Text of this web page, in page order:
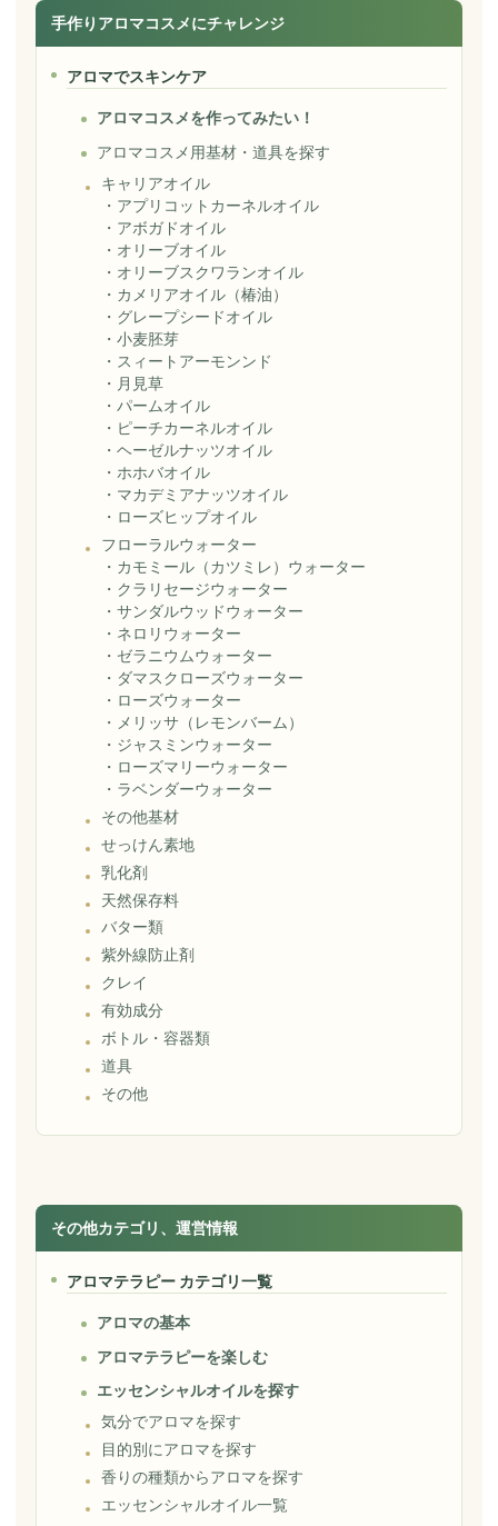
手作りアロマコスメにチャレンジ
アロマでスキンケア
アロマコスメを作ってみたい！
アロマコスメ用基材・道具を探す
キャリアオイル
・ アプリコットカーネルオイル
・ アボガドオイル
・ オリーブオイル
・ オリーブスクワランオイル
・ カメリアオイル（椿油）
・ グレープシードオイル
・小麦胚芽
・ スィートアーモンンド
・ 月見草
・パームオイル
・ ピーチカーネルオイル
・ヘーゼルナッツオイル
・ ホホバオイル
・ マカデミアナッツオイル
・ ローズヒップオイル
フローラルウォーター
・ カモミール（カツミレ）ウォーター
・ クラリセージウォーター
・サンダルウッドウォーター
・ ネロリウォーター
・ ゼラニウムウォーター
・ ダマスクローズウォーター
・ ローズウォーター
・ メリッサ（レモンバーム）
・ ジャスミンウォーター
・ ローズマリーウォーター
・ ラベンダーウォーター
その他基材
せっけん素地
乳化剤
天然保存料
バター類
紫外線防止剤
クレイ
有効成分
ボトル・容器類
道具
その他
その他カテゴリ、運営情報
アロマテラピー カテゴリ一覧
アロマの基本
アロマテラピーを楽しむ
エッセンシャルオイルを探す
気分でアロマを探す
目的別にアロマを探す
香りの種類からアロマを探す
エッセンシャルオイル一覧